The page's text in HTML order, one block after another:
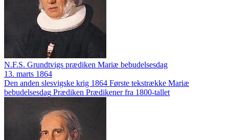
N.F.S. Grundtvigs prædiken Mariæ bebudelsesdag
13. marts 1864
Den anden slesvigske krig 1864 Første tekstrække Mariæ
bebudelsesdag Prædiken Prædikener fra 1800-tallet